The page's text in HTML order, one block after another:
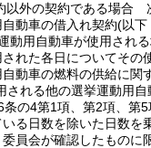
以外の契約である場合
動車の借入れ契約(以下
動用自動車が使用され
れた各日についてその
動車の燃料の供給に
される他の選挙運動用自
の4第1項、第2項、第
る日数を除いた日数
員会が確認したものに